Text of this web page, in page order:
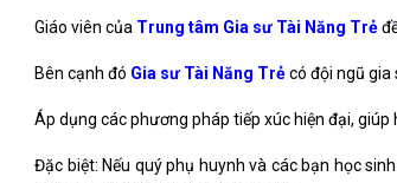
Giáo viên của Trung tâm Gia sư Tài Năng Trẻ
Bên cạnh đó Gia sư Tài Năng Trẻcó đội ngũ gia
Áp dụng các phương pháp tiếp xúc hiện đại,
Đặc biệt: Nếu quý phụ huynh và các bạn học